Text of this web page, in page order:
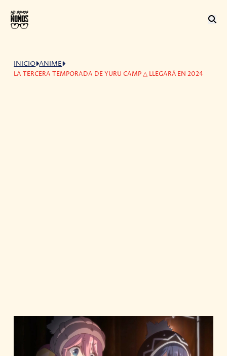
INICIO ANIME
LA TERCERA TEMPORADA DE YURU CAMP △ LLEGARÁ EN 2024